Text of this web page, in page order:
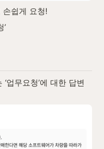
쉽게 요청!
’
요청’에 대한 답변